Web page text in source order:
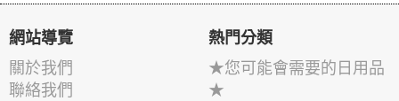
網站導覽
關於我們
聯絡我們
熱門分類
★您可能會需要的日用品
★